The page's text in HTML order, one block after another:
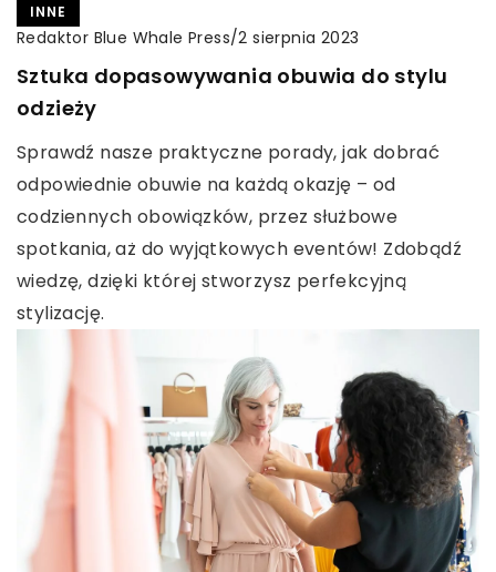
INNE
Redaktor Blue Whale Press/2 sierpnia 2023
Sztuka dopasowywania obuwia do stylu
odzieży
Sprawdź nasze praktyczne porady, jak dobrać
odpowiednie obuwie na każdą okazję – od
codziennych obowiązków, przez służbowe
spotkania, aż do wyjątkowych eventów! Zdobądź
wiedzę, dzięki której stworzysz perfekcyjną
stylizację.